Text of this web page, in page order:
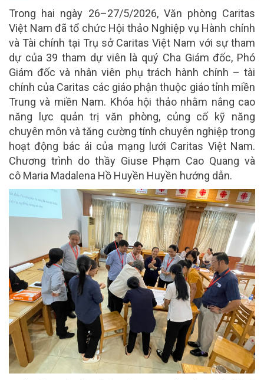
Trong hai ngày 26–27/5/2026, Văn phòng Caritas
Việt Nam đã tổ chức Hội thảo Nghiệp vụ Hành chính
và Tài chính tại Trụ sở Caritas Việt Nam với sự tham
dự của 39 tham dự viên là quý Cha Giám đốc, Phó
Giám đốc và nhân viên phụ trách hành chính – tài
chính của Caritas các giáo phận thuộc giáo tỉnh miền
Trung và miền Nam. Khóa hội thảo nhằm nâng cao
năng lực quản trị văn phòng, củng cố kỹ năng
chuyên môn và tăng cường tính chuyên nghiệp trong
hoạt động bác ái của mạng lưới Caritas Việt Nam.
Chương trình do thầy Giuse Phạm Cao Quang và
cô Maria Madalena Hồ Huyền Huyền hướng dẫn.